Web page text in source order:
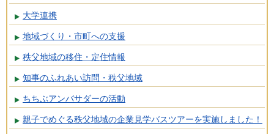
大学連携
地域づくり・市町への支援
秩父地域の移住・定住情報
知事のふれあい訪問・秩父地域
ちちぶアンバサダーの活動
親子でめぐる秩父地域の企業見学バスツアーを実施しました！